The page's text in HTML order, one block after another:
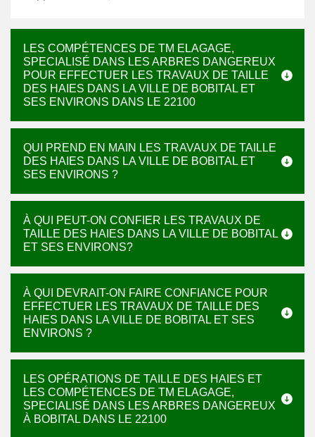
LES COMPÉTENCES DE TM ELAGAGE,
SPECIALISÉ DANS LES ARBRES DANGEREUX
POUR EFFECTUER LES TRAVAUX DE TAILLE
DES HAIES DANS LA VILLE DE BOBITAL ET
SES ENVIRONS DANS LE 22100
QUI PREND EN MAIN LES TRAVAUX DE TAILLE
DES HAIES DANS LA VILLE DE BOBITAL ET
SES ENVIRONS ?
À QUI PEUT-ON CONFIER LES TRAVAUX DE
TAILLE DES HAIES DANS LA VILLE DE BOBITAL
ET SES ENVIRONS?
À QUI DEVRAIT-ON FAIRE CONFIANCE POUR
EFFECTUER LES TRAVAUX DE TAILLE DES
HAIES DANS LA VILLE DE BOBITAL ET SES
ENVIRONS ?
LES OPÉRATIONS DE TAILLE DES HAIES ET
LES COMPÉTENCES DE TM ELAGAGE,
SPECIALISÉ DANS LES ARBRES DANGEREUX
À BOBITAL DANS LE 22100